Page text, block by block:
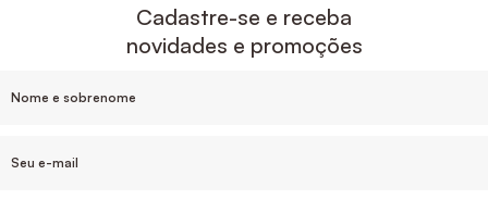
Cadastre-se e receba
novidades e promoções